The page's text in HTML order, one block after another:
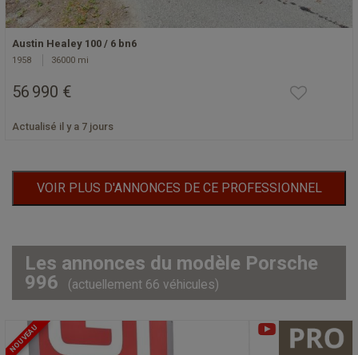
Austin Healey 100 / 6 bn6
1958 36000 mi
56 990 €
Actualisé il y a 7 jours
VOIR PLUS D'ANNONCES DE CE PROFESSIONNEL
Les annonces du modèle Porsche
996
(actuellement 66 véhicules)
NOUVEAU